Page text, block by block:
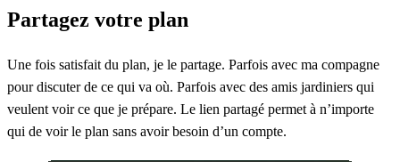
Partagez votre plan
Une fois satisfait du plan, je le partage. Parfois avec ma compagne
pour discuter de ce qui va où. Parfois avec des amis jardiniers qui
veulent voir ce que je prépare. Le lien partagé permet à n’importe
qui de voir le plan sans avoir besoin d’un compte.